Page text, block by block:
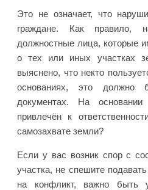
Это не означает, что
граждане. Как правило,
должностные лица, которые
о тех или иных участках
выяснено, что некто
основаниях, это должно
документах. На
привлечён к
самозахвате земли?
Если у вас возник спор с
участка, не спешите
на конфликт, важно быть